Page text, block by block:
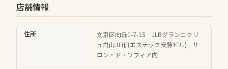
店舗情報
住所
文京区向丘1-7-15 JLBグランエクリ
ュ白山3F(旧エステック安藤ビル) サ
ロン・ド・ソフィア内